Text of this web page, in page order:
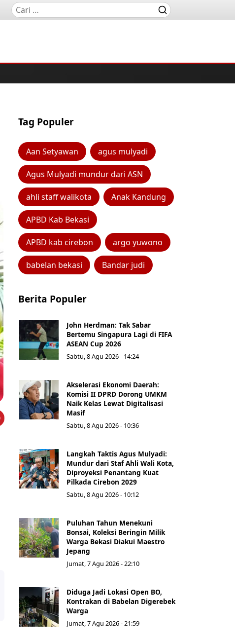
Tag Populer
Aan Setyawan agus mulyadi
Agus Mulyadi mundur dari ASN
ahli staff walikota Anak Kandung
APBD Kab Bekasi
APBD kab cirebon argo yuwono
babelan bekasi Bandar judi
Berita Populer
John Herdman: Tak Sabar
Bertemu Singapura Lagi di FIFA
ASEAN Cup 2026
Sabtu, 8 Agu 2026 - 14:24
Akselerasi Ekonomi Daerah:
Komisi II DPRD Dorong UMKM
Naik Kelas Lewat Digitalisasi
Masif
Sabtu, 8 Agu 2026 - 10:36
Langkah Taktis Agus Mulyadi:
Mundur dari Staf Ahli Wali Kota,
Diproyeksi Penantang Kuat
Pilkada Cirebon 2029
Sabtu, 8 Agu 2026 - 10:12
Puluhan Tahun Menekuni
Bonsai, Koleksi Beringin Milik
Warga Bekasi Diakui Maestro
Jepang
Jumat, 7 Agu 2026 - 22:10
Diduga Jadi Lokasi Open BO,
Kontrakan di Babelan Digerebek
Warga
Jumat, 7 Agu 2026 - 21:59